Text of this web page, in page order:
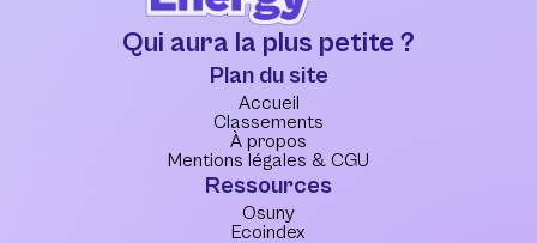
Qui aura la plus petite ?
Plan du site
Accueil
Classements
À propos
Mentions légales & CGU
Ressources
Osuny
Ecoindex